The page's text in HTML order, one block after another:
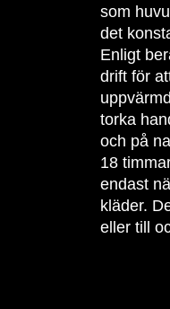
som
det
Enligt
drift för
torka
och på
18
endast
kläder.
eller till